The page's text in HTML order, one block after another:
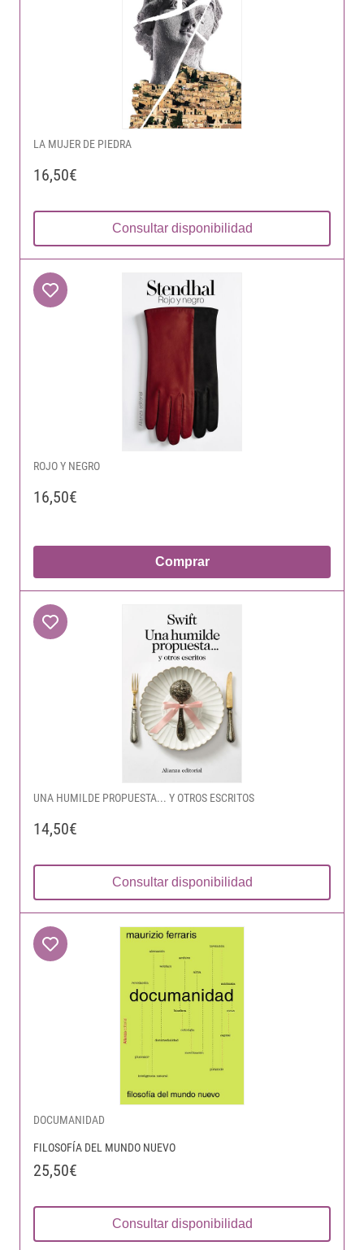
LA MUJER DE PIEDRA
16,50€
Consultar disponibilidad
ROJO Y NEGRO
16,50€
Comprar
UNA HUMILDE PROPUESTA... Y OTROS ESCRITOS
14,50€
Consultar disponibilidad
DOCUMANIDAD
FILOSOFÍA DEL MUNDO NUEVO
25,50€
Consultar disponibilidad